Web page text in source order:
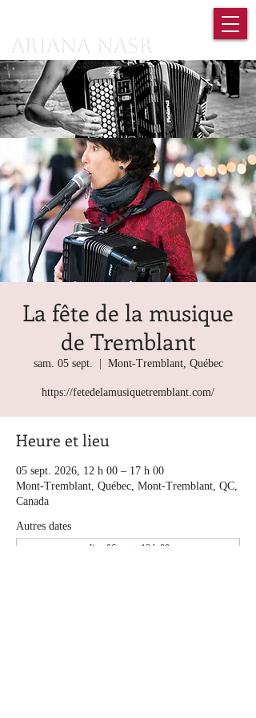
Ariana Nasr
La fête de la musique
de Tremblant
sam. 05 sept. Mont-Tremblant, Québec
https://fetedelamusiquetremblant.com/
Heure et lieu
05 sept. 2026, 12 h 00 – 17 h 00
Mont-Tremblant, Québec, Mont-Tremblant, QC,
Canada
Autres dates
dim. 06 sept., 12 h 00